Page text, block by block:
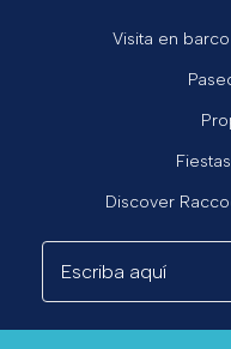
Visita en
Discover